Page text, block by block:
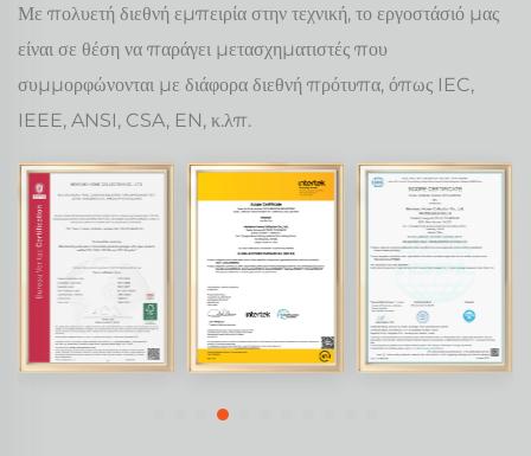
Με πολυετή διεθνή εμπειρία στην τεχνική, το εργοστάσιό μας
είναι σε θέση να παράγει μετασχηματιστές που
συμμορφώνονται με διάφορα διεθνή πρότυπα, όπως IEC,
IEEE, ANSI, CSA, EN, κ.λπ.